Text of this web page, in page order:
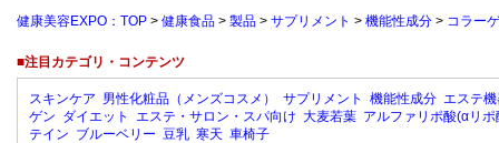
健康美容EXPO：TOP > 健康食品 > 製品 > サプリメント > 機能性成分 > コラー
■注目カテゴリ・コンテンツ
スキンケア 男性化粧品（メンズコスメ） サプリメント 機能性成分 エステ
ゲン ダイエット エステ・サロン・スパ向け 大麦若葉 アルファリポ酸(αリポ
テイン ブルーベリー 豆乳 寒天 車椅子